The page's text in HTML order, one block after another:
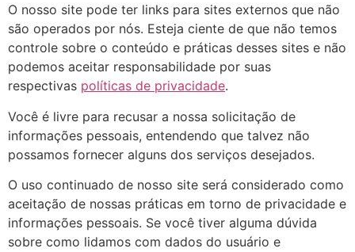
O nosso site pode ter links para sites externos que não
são operados por nós. Esteja ciente de que não temos
controle sobre o conteúdo e práticas desses sites e não
podemos aceitar responsabilidade por suas
respectivas políticas de privacidade.
Você é livre para recusar a nossa solicitação de
informações pessoais, entendendo que talvez não
possamos fornecer alguns dos serviços desejados.
O uso continuado de nosso site será considerado como
aceitação de nossas práticas em torno de privacidade e
informações pessoais. Se você tiver alguma dúvida
sobre como lidamos com dados do usuário e